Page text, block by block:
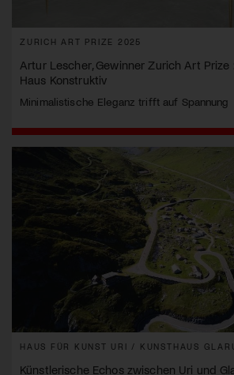
ZURICH ART PRIZE 2025
Artur Lescher, Gewinner Zurich Art Prize
Haus Konstruktiv
Minimalistische Eleganz trifft auf Spannung
HAUS FÜR KUNST URI / KUNSTHAUS
Künstlerische Echos zwischen Uri und